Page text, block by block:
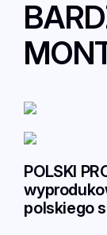
U
L
U
K
S
POLSKI
polskiego